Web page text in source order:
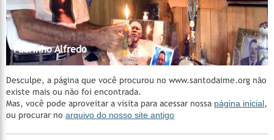
Madrinha Rita
Catedral da Floresta
Catedral da Floresta
Acervo do CEDOC
Catedral da Floresta
Santa Casa de Cura - Padrinho Manoel Corrente
Nossos Padrinhos
AMAGAIA
Manejo Florestal Comunitário
Vila Céu do Mapiá
Mestre Irineu
Fazenda São Sebastião
Padrinho Sebastião
Hinários
Feitio
Feitio
Padrinho Alfredo
Desculpe, a página que você procurou no www.santodaime.org não
existe mais ou não foi encontrada.
Mas, você pode aproveitar a visita para acessar nossa página inicial,
ou procurar no arquivo do nosso site antigo